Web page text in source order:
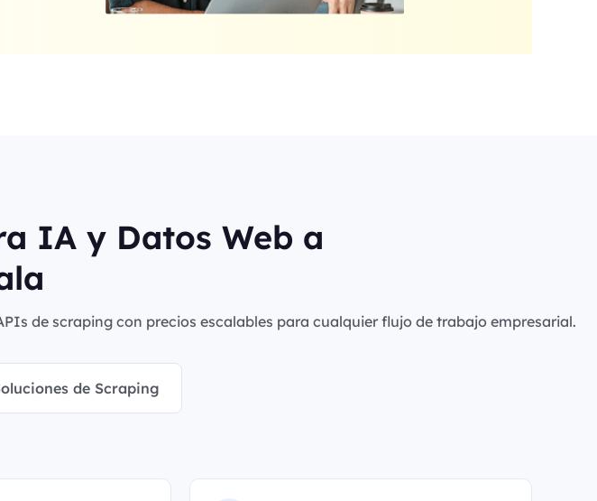
IA y Datos Web a
de scraping con precios escalables para cualquier flujo de trabajo empresarial.
de Scraping